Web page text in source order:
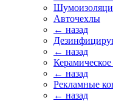
Авточехлы
← назад
← назад
← назад
Рекламные
← назад